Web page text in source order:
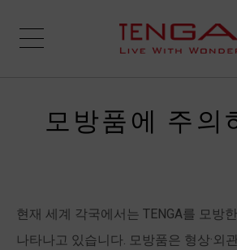
모방품에 주의
현재 세계 각국에서는 TENGA를 모방
나타나고 있습니다. 모방품은 형상·외